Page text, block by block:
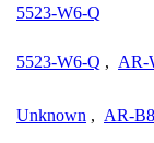
5523-W6-Q
5523-W6-Q , AR-
Unknown , AR-